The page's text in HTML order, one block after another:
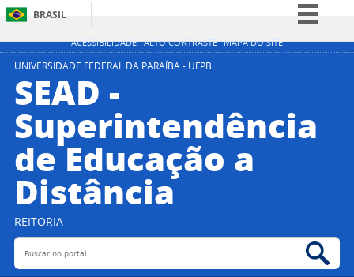
ACESSIBILIDADE ALTO CONTRASTE MAPA DO SITE
BRASIL
Simplifique!
Acesso à informação
Legislação
Canais
UNIVERSIDADE FEDERAL DA PARAÍBA - UFPB
SEAD -
Superintendência
de Educação a
Distância
REITORIA
Buscar no portal